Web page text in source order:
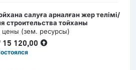
салуға арналған жер телімі/
строительства тойханы
(зем. ресурсы)
15 120,00